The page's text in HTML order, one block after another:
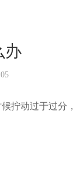
办
拧动过于过分